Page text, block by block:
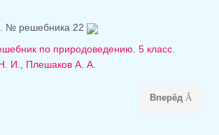
№ решебника 22
по природоведению. 5 класс.
И., Плешаков А. А.
Вперёд